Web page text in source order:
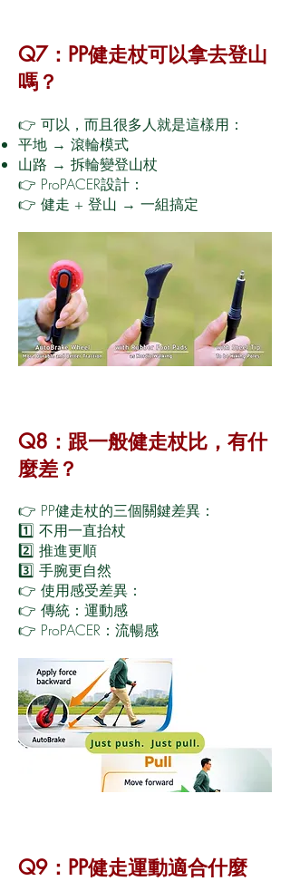
Q7：PP健走杖可以拿去登山
嗎？
👉 可以，而且很多人就是這樣用：
平地 → 滾輪模式
山路 → 拆輪變登山杖
👉 ProPACER設計：
👉 健走 + 登山 → 一組搞定
Q8：跟一般健走杖比，有什
麼差？
👉 PP健走杖的三個關鍵差異：
1️⃣ 不用一直抬杖
2️⃣ 推進更順
3️⃣ 手腕更自然
👉 使用感受差異：
👉 傳統：運動感
👉 ProPACER：流暢感
Q9：PP健走運動適合什麼